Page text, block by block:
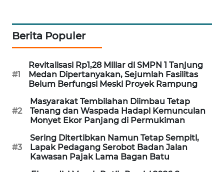
Berita Populer
#1
Revitalisasi Rp1,28 Miliar di SMPN 1 Tanjung
Medan Dipertanyakan, Sejumlah Fasilitas
Belum Berfungsi Meski Proyek Rampung
#2
Masyarakat Tembilahan Diimbau Tetap
Tenang dan Waspada Hadapi Kemunculan
Monyet Ekor Panjang di Permukiman
#3
Sering Ditertibkan Namun Tetap Sempitl,
Lapak Pedagang Serobot Badan Jalan
Kawasan Pajak Lama Bagan Batu